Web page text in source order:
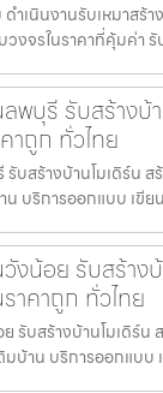
ดำเนินงานรับเหมาสร้
งจรในราคาที่คุ้มค่า รั
ลพบุรี รับสร้าง
าถูก ทั่วไทย
บสร้างบ้านโมเดิร์น ส
น บริการออกแบบ เขี
วังน้อย รับสร้า
าคาถูก ทั่วไทย
รับสร้างบ้านโมเดิร์น
มบ้าน บริการออกแบบ